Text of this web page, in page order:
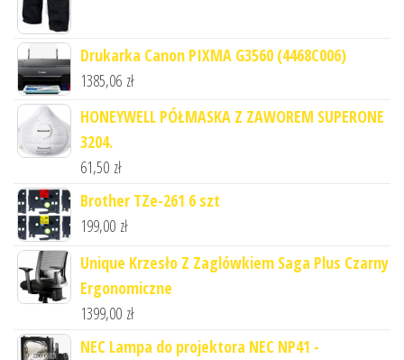
Drukarka Canon PIXMA G3560 (4468C006)
1385,06 zł
HONEYWELL PÓŁMASKA Z ZAWOREM SUPERONE
3204.
61,50 zł
Brother TZe-261 6 szt
199,00 zł
Unique Krzesło Z Zaglówkiem Saga Plus Czarny
Ergonomiczne
1399,00 zł
NEC Lampa do projektora NEC NP41 -